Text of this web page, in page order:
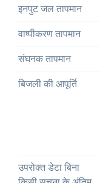
इनपुट जल तापमान
वाष्पीकरण तापमान
संघनक तापमान
बिजली की आपूर्ति
उपरोक्त डेटा बिना